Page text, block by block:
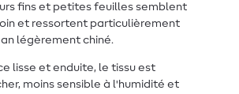
fins et petites feuilles semblent
et ressortent particulièrement
légèrement chiné.
lisse et enduite, le tissu est
moins sensible à l'humidité et